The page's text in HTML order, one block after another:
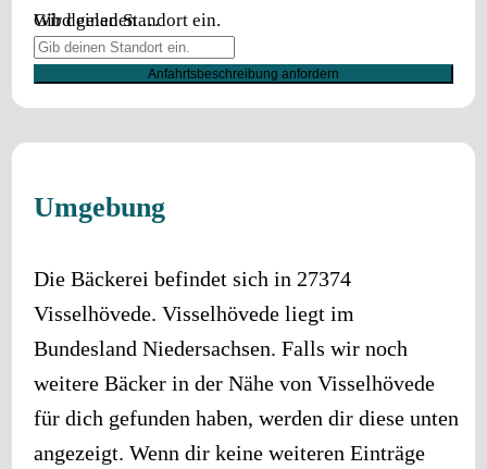
Wird geladen …
Gib deinen Standort ein.
Anfahrtsbeschreibung anfordern
Umgebung
Die Bäckerei befindet sich in 27374
Visselhövede. Visselhövede liegt im
Bundesland Niedersachsen. Falls wir noch
weitere Bäcker in der Nähe von Visselhövede
für dich gefunden haben, werden dir diese unten
angezeigt. Wenn dir keine weiteren Einträge